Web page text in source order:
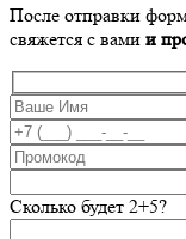
После отправки
свяжется с вами и
Сколько будет 2+5?